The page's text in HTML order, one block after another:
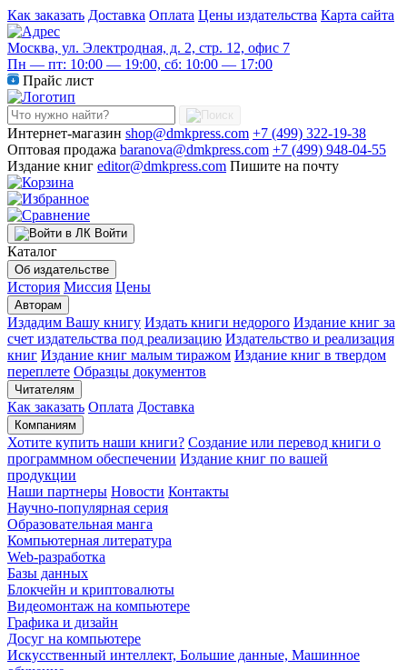
Как заказать Доставка Оплата Цены издательства Карта сайта
Москва, ул. Электродная, д. 2, стр. 12, офис 7
Пн — пт: 10:00 — 19:00, сб: 10:00 — 17:00
Прайс лист
Интернет-магазин shop@dmkpress.com +7 (499) 322-19-38
Оптовая продажа baranova@dmkpress.com +7 (499) 948-04-55
Издание книг editor@dmkpress.com Пишите на почту
Войти
Каталог
Об издательстве
История Миссия Цены
Авторам
Издадим Вашу книгу Издать книги недорого Издание книг за
счет издательства под реализацию Издательство и реализация
книг Издание книг малым тиражом Издание книг в твердом
переплете Образцы документов
Читателям
Как заказать Оплата Доставка
Компаниям
Хотите купить наши книги? Создание или перевод книги о
программном обеспечении Издание книг по вашей
продукции
Наши партнеры Новости Контакты
Научно-популярная серия
Образовательная манга
Компьютерная литература
Web-разработка
Базы данных
Блокчейн и криптовалюты
Видеомонтаж на компьютере
Графика и дизайн
Досуг на компьютере
Искусственный интеллект, Большие данные, Машинное